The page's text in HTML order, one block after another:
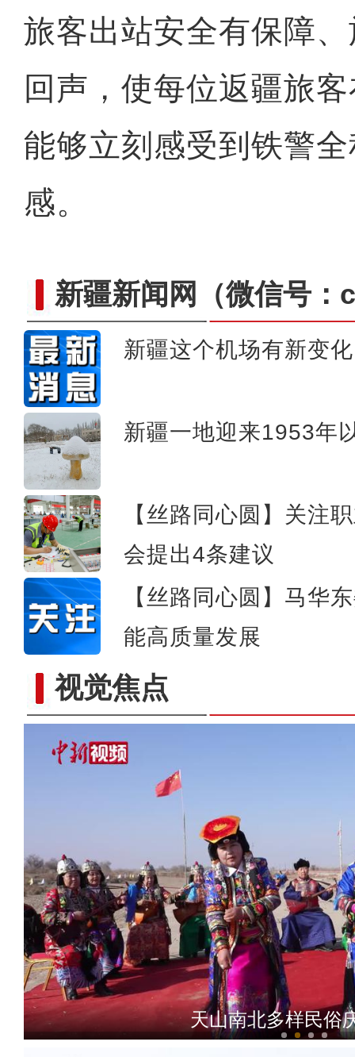
旅客出站安全有保障
回声，使每位返疆旅
能够立刻感受到铁警
感。
新疆新闻网 （微信号
新疆这个机场有新变
新疆一地迎来1953年
【丝路同心圆】关注
会提出4条建议
【丝路同心圆】马华
能高质量发展
视觉焦点海拔4800米！新疆民警
天山南北多样民俗